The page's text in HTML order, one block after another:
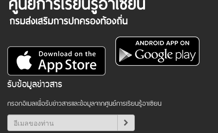
รับข้อมูลข่าวสาร
กรอกอีเมลเพื่อรับข่าวสารและข้อมูลจากศูนย์การเรียนรู้อาเซียน